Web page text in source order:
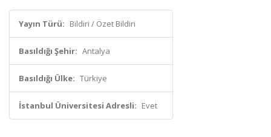
Yayın Türü: Bildiri / Özet Bildiri
Basıldığı Şehir: Antalya
Basıldığı Ülke: Türkiye
İstanbul Üniversitesi Adresli: Evet